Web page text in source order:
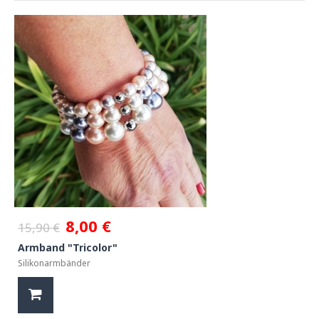
15,90 € 8,00 €
Armband "Tricolor"
Silikonarmbänder